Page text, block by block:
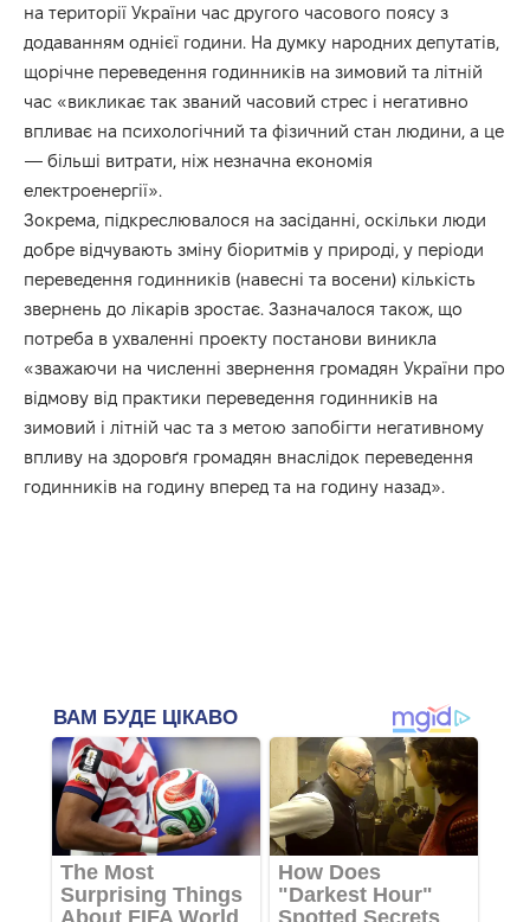
на території України час другого часового поясу з
додаванням однієї години. На думку народних депутатів,
щорічне переведення годинників на зимовий та літній
час «викликає так званий часовий стрес і негативно
впливає на психологічний та фізичний стан людини, а це
— більші витрати, ніж незначна економія
електроенергії».
Зокрема, підкреслювалося на засіданні, оскільки люди
добре відчувають зміну біоритмів у природі, у періоди
переведення годинників (навесні та восени) кількість
звернень до лікарів зростає. Зазначалося також, що
потреба в ухваленні проекту постанови виникла
«зважаючи на численні звернення громадян України про
відмову від практики переведення годинників на
зимовий і літній час та з метою запобігти негативному
впливу на здоровґя громадян внаслідок переведення
годинників на годину вперед та на годину назад».